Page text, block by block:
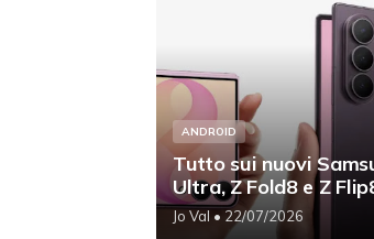
ANDROID
Tutto sui nuovi
Ultra, Z Fold8 e Z
Jo Val • 22/07/2026